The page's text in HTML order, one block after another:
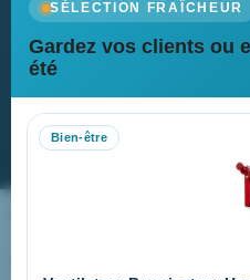
SÉLECTION FRAÎCHEUR
Gardez vos clients ou
été
Bien-être
Recevez nos dernières
Nos expertises &